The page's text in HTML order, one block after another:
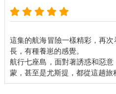
「我不知道，女士，」老脾氣說
個森林裡的婦人，一個樹精，曾
在水天連接之處，
風平浪靜水波不興，
且莫遲疑，老脾氣，
向最最東方勇往直前。
這集的航海冒險一樣精彩，再
長，有種養崽的感覺。
航行七座島，面對著誘惑和惡